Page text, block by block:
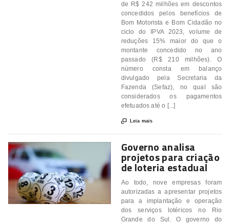
de R$ 242 milhões em descontos
concedidos pelos benefícios de
Bom Motorista e Bom Cidadão no
ciclo do IPVA 2023, volume de
reduções 15% maior do que o
montante concedido no ano
passado (R$ 210 milhões). O
número consta em balanço
divulgado pela Secretaria da
Fazenda (Sefaz), no qual são
considerados os pagamentos
efetuados até o [...]
 Leia mais
Governo analisa
projetos para criação
de loteria estadual
Ao todo, nove empresas foram
autorizadas a apresentar projetos
para a implantação e operação
dos serviços lotéricos no Rio
Grande do Sul. O governo do